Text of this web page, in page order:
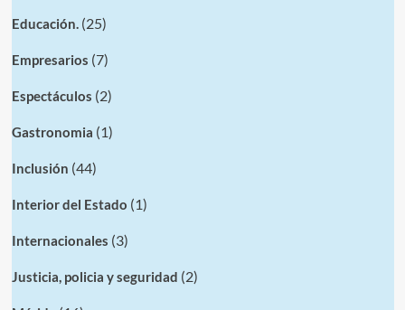
Educación.(25)
Empresarios (7)
Espectáculos (2)
Gastronomia (1)
Inclusión (44)
Interior del Estado (1)
Internacionales (3)
Justicia, policia y seguridad (2)